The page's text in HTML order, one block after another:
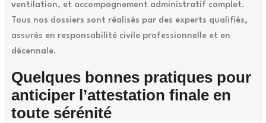
ventilation, et accompagnement administratif complet.
Tous nos dossiers sont réalisés par des experts qualifiés,
assurés en responsabilité civile professionnelle et en
décennale.
Quelques bonnes pratiques pour
anticiper l’attestation finale en
toute sérénité